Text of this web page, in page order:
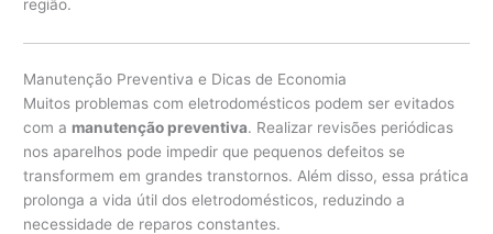
região.
Manutenção Preventiva e Dicas de Economia
Muitos problemas com eletrodomésticos podem ser evitados
com a manutenção preventiva. Realizar revisões periódicas
nos aparelhos pode impedir que pequenos defeitos se
transformem em grandes transtornos. Além disso, essa prática
prolonga a vida útil dos eletrodomésticos, reduzindo a
necessidade de reparos constantes.